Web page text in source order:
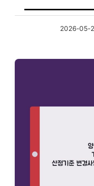
2026-05-